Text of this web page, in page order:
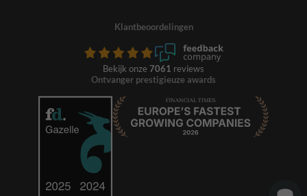
Klantbeoordelingen
Bekijk onze 7061 reviews
Ontvanger prestigieuze awards